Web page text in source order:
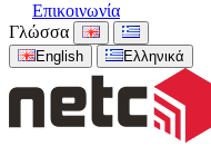
Επικοινωνία
Γλώσσα
English Ελληνικά